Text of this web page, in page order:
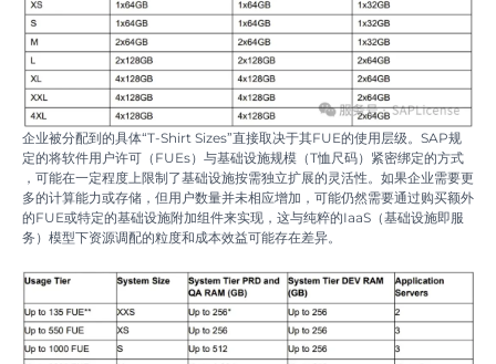
企业被分配到的具体“T-Shirt Sizes”直接取决于其FUE的使用层级。SAP规
定的将软件用户许可（FUEs）与基础设施规模（T恤尺码）紧密绑定的方式
，可能在一定程度上限制了基础设施按需独立扩展的灵活性。如果企业需要更
多的计算能力或存储，但用户数量并未相应增加，可能仍然需要通过购买额外
的FUE或特定的基础设施附加组件来实现，这与纯粹的IaaS（基础设施即服
务）模型下资源调配的粒度和成本效益可能存在差异。